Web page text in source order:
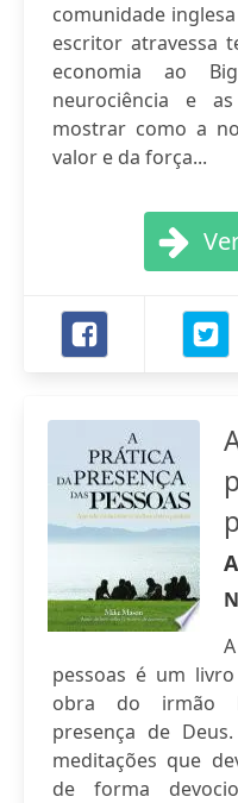
comunidade
escritor atravessa
economia ao
neurociência e
mostrar como a
valor e da força...
pessoas é um
obra do irmão
presença de
meditações que
de forma